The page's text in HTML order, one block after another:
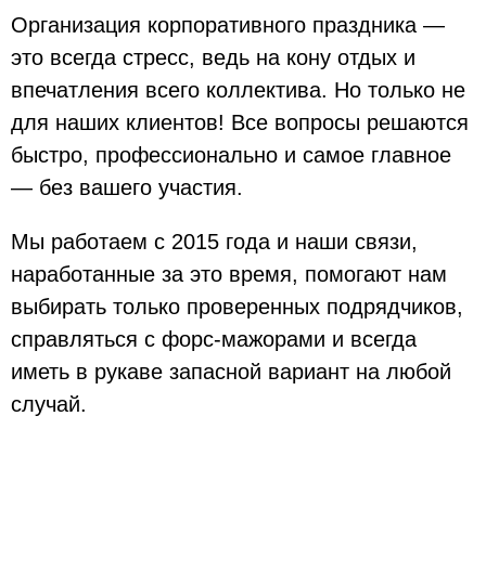
Организация корпоративного праздника —
это всегда стресс, ведь на кону отдых и
впечатления всего коллектива. Но только не
для наших клиентов! Все вопросы решаются
быстро, профессионально и самое главное
— без вашего участия.
Мы работаем с 2015 года и наши связи,
наработанные за это время, помогают нам
выбирать только проверенных подрядчиков,
справляться с форс-мажорами и всегда
иметь в рукаве запасной вариант на любой
случай.